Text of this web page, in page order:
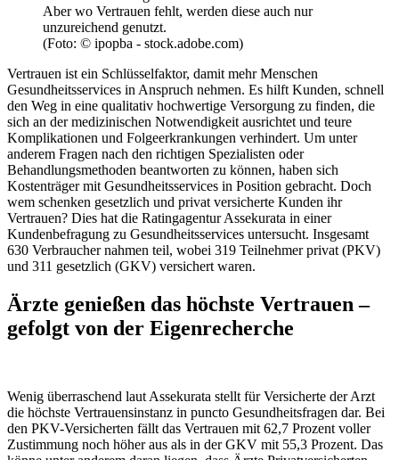
Aber wo Vertrauen fehlt, werden diese auch nur
unzureichend genutzt.
(Foto: © ipopba - stock.adobe.com)
Vertrauen ist ein Schlüsselfaktor, damit mehr Menschen
Gesundheitsservices in Anspruch nehmen. Es hilft Kunden, schnell
den Weg in eine qualitativ hochwertige Versorgung zu finden, die
sich an der medizinischen Notwendigkeit ausrichtet und teure
Komplikationen und Folgeerkrankungen verhindert. Um unter
anderem Fragen nach den richtigen Spezialisten oder
Behandlungsmethoden beantworten zu können, haben sich
Kostenträger mit Gesundheitsservices in Position gebracht. Doch
wem schenken gesetzlich und privat versicherte Kunden ihr
Vertrauen? Dies hat die Ratingagentur Assekurata in einer
Kundenbefragung zu Gesundheitsservices untersucht. Insgesamt
630 Verbraucher nahmen teil, wobei 319 Teilnehmer privat (PKV)
und 311 gesetzlich (GKV) versichert waren.
Ärzte genießen das höchste Vertrauen –
gefolgt von der Eigenrecherche
Wenig überraschend laut Assekurata stellt für Versicherte der Arzt
die höchste Vertrauensinstanz in puncto Gesundheitsfragen dar. Bei
den PKV-Versicherten fällt das Vertrauen mit 62,7 Prozent voller
Zustimmung noch höher aus als in der GKV mit 55,3 Prozent. Das